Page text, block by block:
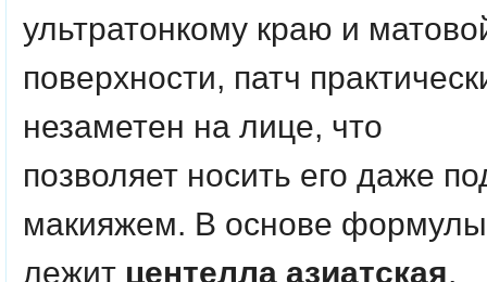
ультратонкому краю и
поверхности, патч
незаметен на лице, что
позволяет носить его даже
макияжем. В основе формулы
лежит центелла азиатская,